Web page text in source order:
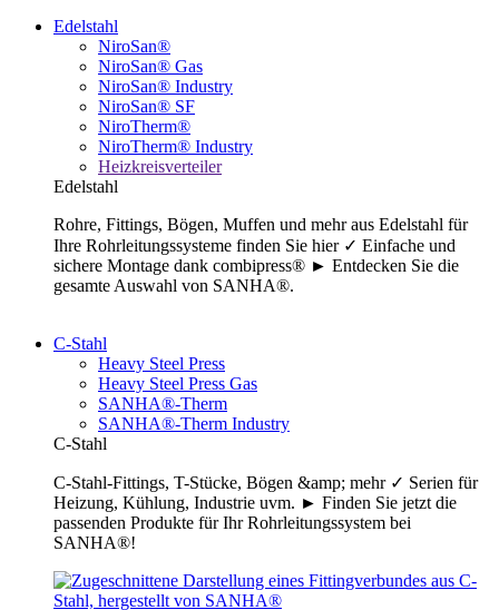
Edelstahl
NiroSan®
NiroSan® Gas
NiroSan® Industry
NiroSan® SF
NiroTherm®
NiroTherm® Industry
Heizkreisverteiler
Edelstahl
Rohre, Fittings, Bögen, Muffen und mehr aus Edelstahl für
Ihre Rohrleitungssysteme finden Sie hier ✓ Einfache und
sichere Montage dank combipress® ► Entdecken Sie die
gesamte Auswahl von SANHA®.
C-Stahl
Heavy Steel Press
Heavy Steel Press Gas
SANHA®-Therm
SANHA®-Therm Industry
C-Stahl
C-Stahl-Fittings, T-Stücke, Bögen &amp; mehr ✓ Serien für
Heizung, Kühlung, Industrie uvm. ► Finden Sie jetzt die
passenden Produkte für Ihr Rohrleitungssystem bei
SANHA®!